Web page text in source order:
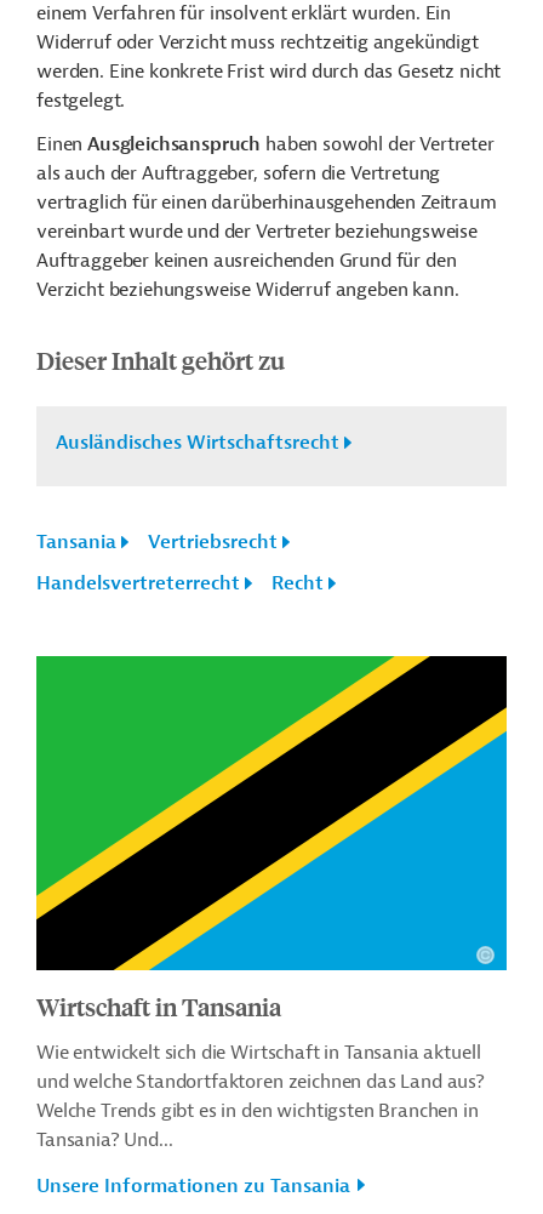
einem Verfahren für insolvent erklärt wurden. Ein
Widerruf oder Verzicht muss rechtzeitig angekündigt
werden. Eine konkrete Frist wird durch das Gesetz nicht
festgelegt.
EinenAusgleichsanspruch haben sowohl der Vertreter
als auch der Auftraggeber, sofern die Vertretung
vertraglich für einen darüberhinausgehenden Zeitraum
vereinbart wurde und der Vertreter beziehungsweise
Auftraggeber keinen ausreichenden Grund für den
Verzicht beziehungsweise Widerruf angeben kann.
Dieser Inhalt gehört zu
Ausländisches Wirtschaftsrecht
Tansania
Vertriebsrecht
Handelsvertreterrecht
Recht
Wirtschaft in Tansania
Wie entwickelt sich die Wirtschaft in Tansania aktuell
und welche Standortfaktoren zeichnen das Land aus?
Welche Trends gibt es in den wichtigsten Branchen in
Tansania? Und...
Unsere Informationen zu Tansania